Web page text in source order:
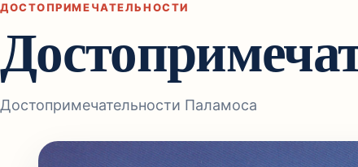
ДОСТОПРИМЕЧАТЕЛЬНОСТИ
Достопримечательности Паламоса